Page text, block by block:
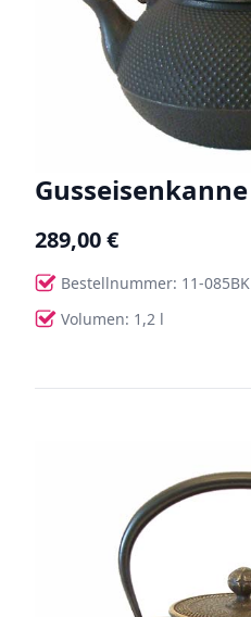
Gusseisenkanne
289,00 €
Bestellnummer: 11-085BK
Volumen: 1,2 l